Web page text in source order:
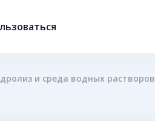
и среда водных растворов